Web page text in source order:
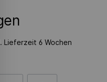
Lieferzeit 6 Wochen